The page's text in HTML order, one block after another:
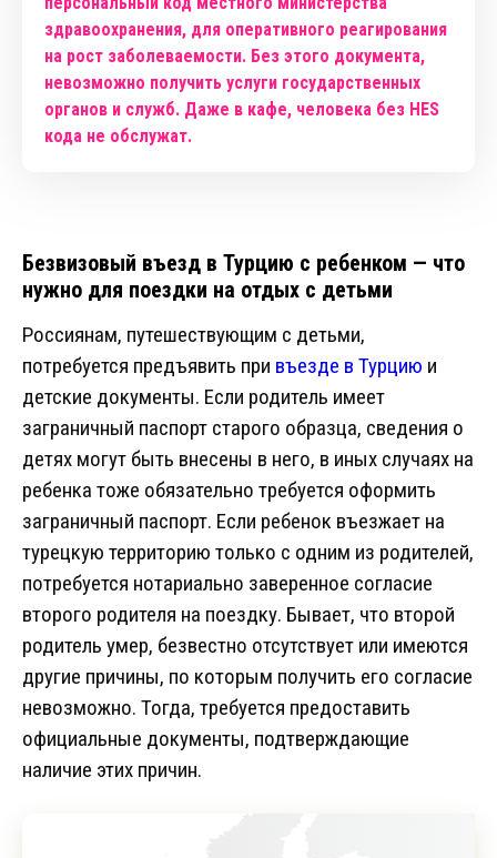
здравоохранения, для оперативного реагирования
на рост заболеваемости. Без этого документа,
невозможно получить услуги государственных
органов и служб. Даже в кафе, человека без HES
кода не обслужат.
Безвизовый въезд в Турцию с ребенком — что
нужно для поездки на отдых с детьми
Россиянам, путешествующим с детьми,
потребуется предъявить при въезде в Турцию и
детские документы. Если родитель имеет
заграничный паспорт старого образца, сведения о
детях могут быть внесены в него, в иных случаях на
ребенка тоже обязательно требуется оформить
заграничный паспорт. Если ребенок въезжает на
турецкую территорию только с одним из родителей,
потребуется нотариально заверенное согласие
второго родителя на поездку. Бывает, что второй
родитель умер, безвестно отсутствует или имеются
другие причины, по которым получить его согласие
невозможно. Тогда, требуется предоставить
официальные документы, подтверждающие
наличие этих причин.